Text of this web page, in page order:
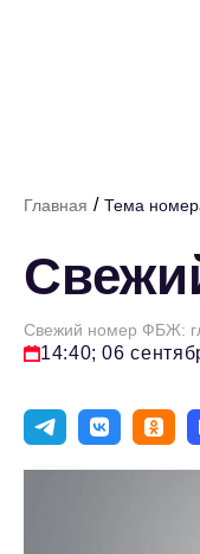
Главная / Тема
Свежий номер ФБЖ:
14:40; 06